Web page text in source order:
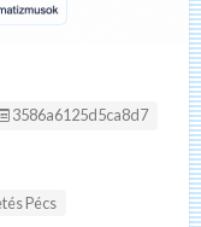
Hirdetés ID:
3586a6125d5ca8d7
Pécs